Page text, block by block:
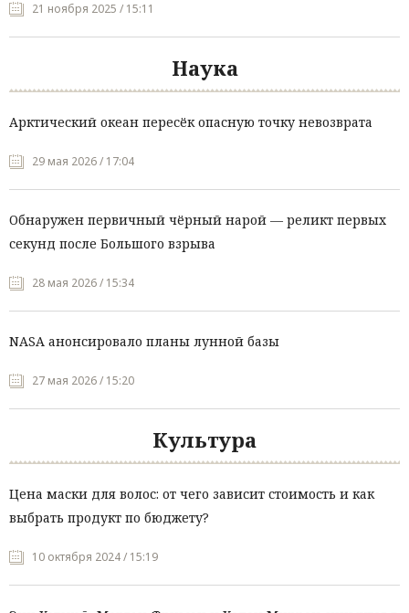
21 ноября 2025 / 15:11
Наука
Арктический океан пересёк опасную точку невозврата
29 мая 2026 / 17:04
Обнаружен первичный чёрный нарой — реликт первых
секунд после Большого взрыва
28 мая 2026 / 15:34
NASA анонсировало планы лунной базы
27 мая 2026 / 15:20
Культура
Цена маски для волос: от чего зависит стоимость и как
выбрать продукт по бюджету?
10 октября 2024 / 15:19